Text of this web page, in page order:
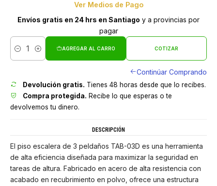
Ver Medios de Pago
Envíos gratis en 24 hrs en Santiago y a provincias por
pagar
Cantidad
AGREGAR AL CARRO COTIZAR
Continúar Comprando
Devolución gratis. Tienes 48 horas desde que lo recibes.
Compra protegida. Recibe lo que esperas o te
devolvemos tu dinero.
DESCRIPCIÓN
El piso escalera de 3 peldaños TAB-03D es una herramienta
de alta eficiencia diseñada para maximizar la seguridad en
tareas de altura. Fabricado en acero de alta resistencia con
acabado en recubrimiento en polvo, ofrece una estructura